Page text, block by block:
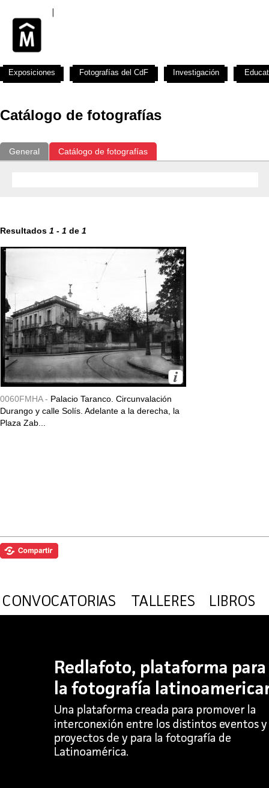
Catálogo de fotografías
General Catálogo de fotografías
Resultados 1 - 1 de 1
0060FMHA - Palacio Taranco. Circunvalación
Durango y calle Solís. Adelante a la derecha, la
Plaza Zab...
Exposiciones Fotografías del CdF Investigación